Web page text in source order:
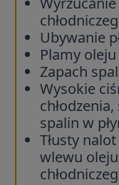
Ubywanie
Plamy oleju
Zapach
Wysokie
spalin w
Tłusty
wlewu